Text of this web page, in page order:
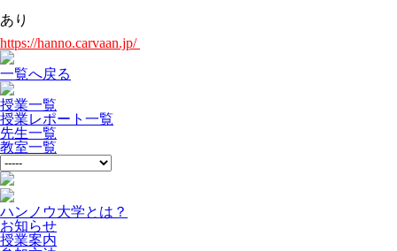
あり
https://hanno.carvaan.jp/
一覧へ戻る
授業一覧
授業レポート一覧
先生一覧
教室一覧
ハンノウ大学とは？
お知らせ
授業案内